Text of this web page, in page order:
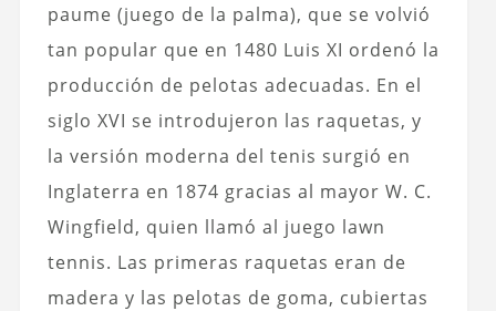
paume (juego de la palma), que se volvió
tan popular que en 1480 Luis XI ordenó la
producción de pelotas adecuadas. En el
siglo XVI se introdujeron las raquetas, y
la versión moderna del tenis surgió en
Inglaterra en 1874 gracias al mayor W. C.
Wingfield, quien llamó al juego lawn
tennis. Las primeras raquetas eran de
madera y las pelotas de goma, cubiertas